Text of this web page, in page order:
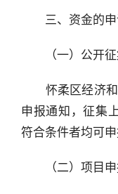
三、资金的申
（一）公开征
怀柔区经济和
申报通知，征集
符合条件者均可申
（二）项目申